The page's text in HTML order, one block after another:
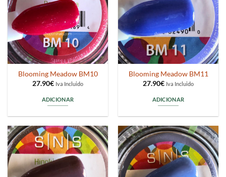
Blooming Meadow BM10
27.90€ Iva Incluido
ADICIONAR
Blooming Meadow BM11
27.90€ Iva Incluido
ADICIONAR